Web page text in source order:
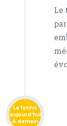
Le
Le tennis
aujourd’hui
& demain